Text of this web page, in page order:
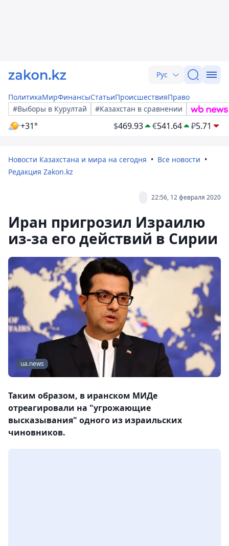
Рус
ПолитикаМирФинансыСтатьиПроисшествияПраво
#Выборы в Курултай
#Казахстан в сравнении
+31° $469.93 €541.64 ₽5.71
Новости Казахстана и мира на сегодня
Все новости
Редакция Zakon.kz
22:56, 12 февраля 2020
Иран пригрозил Израилю
из-за его действий в Сирии
ua.news
Таким образом, в иранском МИДе
отреагировали на "угрожающие
высказывания" одного из израильских
чиновников.